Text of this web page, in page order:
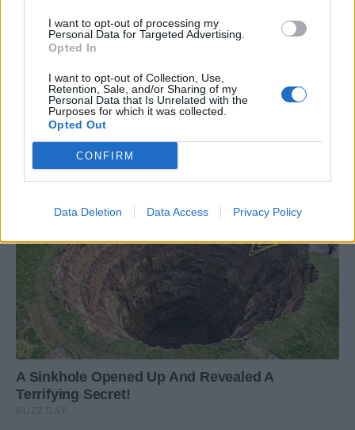
I want to opt-out of processing my
Personal Data for Targeted Advertising.
Opted In
I want to opt-out of Collection, Use,
Retention, Sale, and/or Sharing of my
Personal Data that Is Unrelated with the
Purposes for which it was collected.
Opted Out
CONFIRM
Data Deletion Data Access Privacy Policy